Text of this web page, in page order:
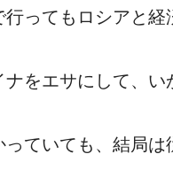
ってもロシアと
をエサにして、
っていても、結局